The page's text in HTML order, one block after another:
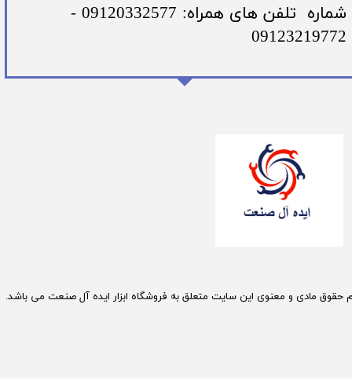
حقوق مادی و معنوی این سایت متعلق به فروشگاه ابزار ایده آل صنعت می باشد.
​شماره تلفن های همراه: 09120332577 -
09123219772